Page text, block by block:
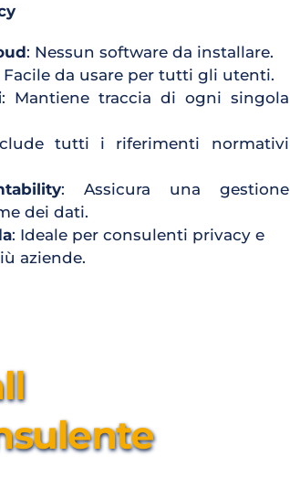
: Nessun software da installare.
Facile da usare per tutti gli utenti.
: Mantiene traccia di ogni singola
tutti i riferimenti normativi
: Assicura una gestione
dei dati.
: Ideale per consulenti privacy e
aziende.